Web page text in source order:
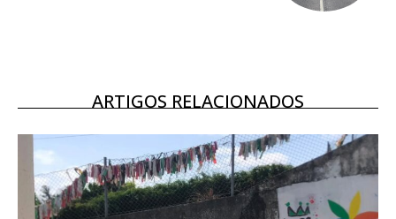
ARTIGOS RELACIONADOS